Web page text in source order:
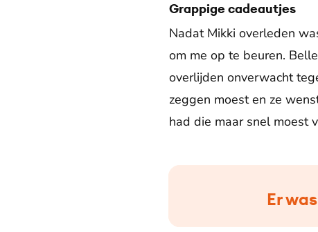
Grappige cadeautjes
Nadat Mikki overleden
om me op te beuren.
overlijden onverwacht
zeggen moest en ze
had die maar snel moest
Er